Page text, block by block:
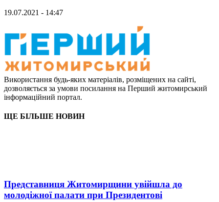
19.07.2021 - 14:47
Використання будь-яких матеріалів, розміщених на сайті,
дозволяється за умови посилання на Перший житомирський
інформаційний портал.
ЩЕ БІЛЬШЕ НОВИН
Представниця Житомирщини увійшла до
молодіжної палати при Президентові